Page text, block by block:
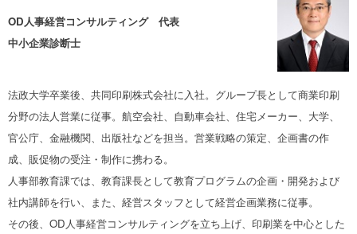
OD人事経営コンサルティング 代表
中小企業診断士
法政大学卒業後、共同印刷株式会社に入社。グループ長として商業印刷
分野の法人営業に従事。航空会社、自動車会社、住宅メーカー、大学、
官公庁、金融機関、出版社などを担当。営業戦略の策定、企画書の作
成、販促物の受注・制作に携わる。
人事部教育課では、教育課長として教育プログラムの企画・開発および
社内講師を行い、また、経営スタッフとして経営企画業務に従事。
その後、OD人事経営コンサルティングを立ち上げ、 印刷業を中心とした